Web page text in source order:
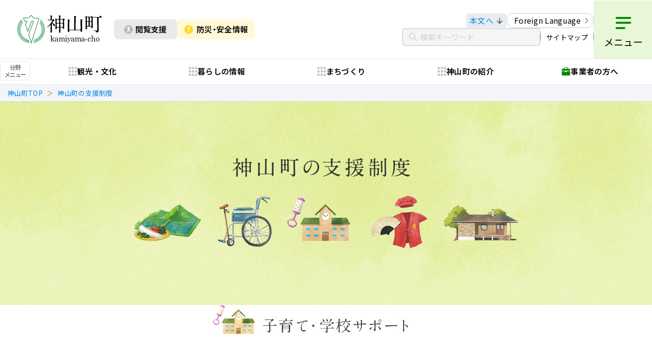
閲覧支援 防災・安全情報
本文へ Foreign Language
サイトマップ メニュー
分野
メニュー
観光・文化 暮らしの情報 まちづくり 神山町の紹介 事業者の方へ
神山町TOP 神山町の支援制度